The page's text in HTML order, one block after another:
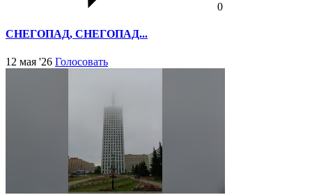
0
СНЕГОПАД, СНЕГОПАД...
12 мая '26 Голосовать